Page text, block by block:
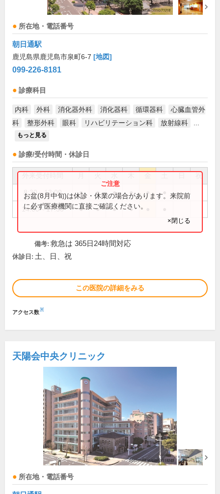
所在地・電話番号
朝日通駅
鹿児島県鹿児島市泉町6-7 [地図]
099-226-8181
診療科目
内科 外科 消化器外科 消化器科 循環器科
心臓血管外
科
整形外科 眼科 リハビリテーション科 放射線科
もっと見る
診療/受付時間・休診日
祝
8:30～13:00 ● ● ● ● ●
14:00～17:30 ● ● ● ●
お盆(8月中旬)は休診・休業の場合があります。来院前
に必ず医療機関に直接ご確認ください。
×閉じる
備考: 救急は 365日24時間対応
休診日: 土、日、祝
この医院の詳細をみる
アクセス数※
天陽会中央クリニック
所在地・電話番号